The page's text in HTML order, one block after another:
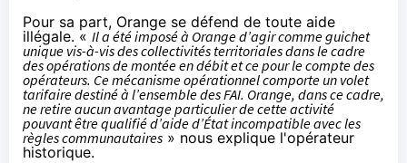
Pour sa part, Orange se défend de toute aide
illégale. « Il a été imposé à Oranged’agir comme guichet
unique vis-à-vis des collectivités territoriales dans le cadre
des opérations de montée en débit et ce pour le compte des
opérateurs. Ce mécanisme opérationnel comporte un volet
tarifaire destiné à l’ensemble desFAI. Orange, dans ce cadre,
ne retire aucun avantage particulier de cette activité
pouvant être qualifié d’aide d’État incompatible avec les
règles communautaires » nous explique l'opérateur
historique.